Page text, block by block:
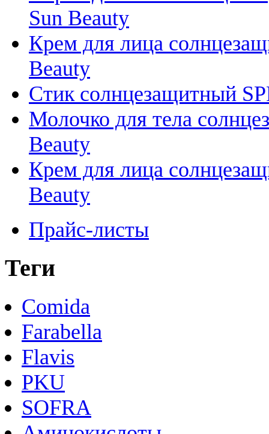
Sun Beauty
Крем для лица
Beauty
Стик солнцезащитный
Молочко для тела
Beauty
Крем для лица
Beauty
Прайс-листы
Теги
Comida
Farabella
Flavis
PKU
SOFRA